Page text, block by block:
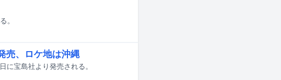
。
売、ロケ地は沖縄
宝島社より発売される。